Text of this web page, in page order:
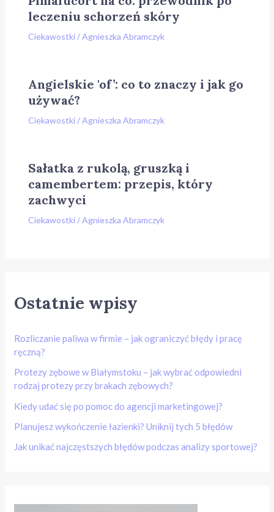
leczeniu schorzeń skóry
Ciekawostki/Agnieszka Abramczyk
Angielskie 'of’: co to znaczy i jak go
używać?
Ciekawostki/Agnieszka Abramczyk
Sałatka z rukolą, gruszką i
camembertem: przepis, który
zachwyci
Ciekawostki/Agnieszka Abramczyk
Ostatnie wpisy
Rozliczanie paliwa w firmie – jak ograniczyć błędy i pracę
ręczną?
Protezy zębowe w Białymstoku – jak wybrać odpowiedni
rodzaj protezy przy brakach zębowych?
Kiedy udać się po pomoc do agencji marketingowej?
Planujesz wykończenie łazienki? Uniknij tych 5 błędów
Jak unikać najczęstszych błędów podczas analizy sportowej?